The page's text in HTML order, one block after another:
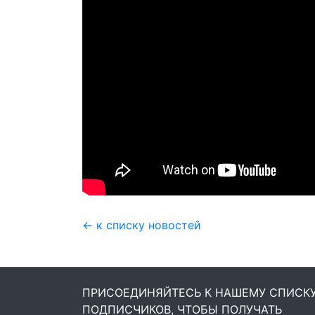
← к списку новостей
ПРИСОЕДИНЯЙТЕСЬ К НАШЕМУ
ПОДПИСЧИКОВ, ЧТОБЫ ПОЛУЧАТЬ